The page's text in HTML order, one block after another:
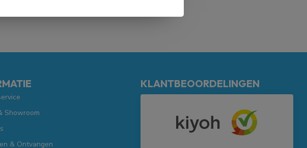
Showroom
& Ontvangen
KLANTBEOORDELINGEN